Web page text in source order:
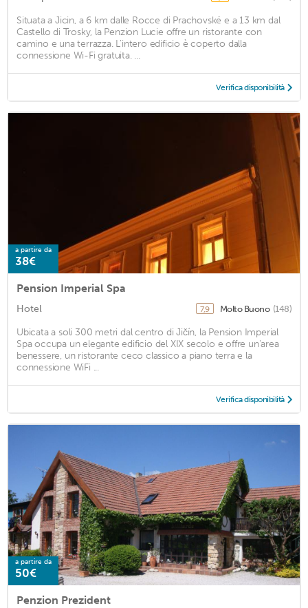
Situata a Jicin, a 6 km dalle Rocce di Prachovské e a 13 km dal
Castello di Trosky, la Penzion Lucie offre un ristorante con
camino e una terrazza. L'intero edificio è coperto dalla
connessione Wi-Fi gratuita. ...
Verifica disponibilità
a partire da
38€
Pension Imperial Spa
Hotel 7,9 Molto Buono (148)
Ubicata a soli 300 metri dal centro di Jičín, la Pension Imperial
Spa occupa un elegante edificio del XIX secolo e offre un'area
benessere, un ristorante ceco classico a piano terra e la
connessione WiFi ...
Verifica disponibilità
a partire da
50€
Penzion Prezident